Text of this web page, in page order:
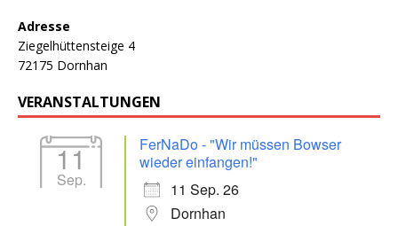
Adresse
Ziegelhüttensteige 4
72175 Dornhan
VERANSTALTUNGEN
11
Sep.
FerNaDo - "Wir müssen Bowser
wieder einfangen!"
11 Sep. 26
Dornhan